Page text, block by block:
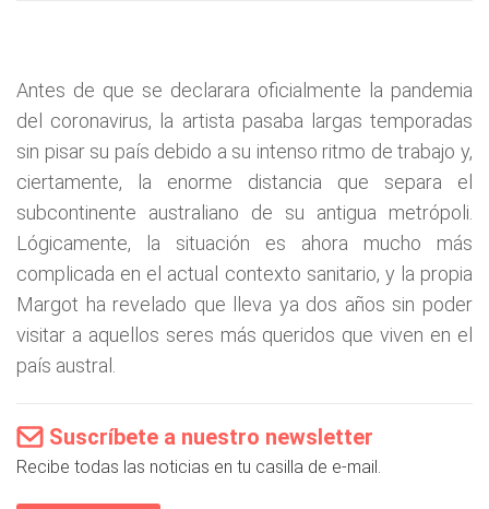
Antes de que se declarara oficialmente la pandemia
del coronavirus, la artista pasaba largas temporadas
sin pisar su país debido a su intenso ritmo de trabajo y,
ciertamente, la enorme distancia que separa el
subcontinente australiano de su antigua metrópoli.
Lógicamente, la situación es ahora mucho más
complicada en el actual contexto sanitario, y la propia
Margot ha revelado que lleva ya dos años sin poder
visitar a aquellos seres más queridos que viven en el
país austral.
Suscríbete a nuestro newsletter
Recibe todas las noticias en tu casilla de e-mail.